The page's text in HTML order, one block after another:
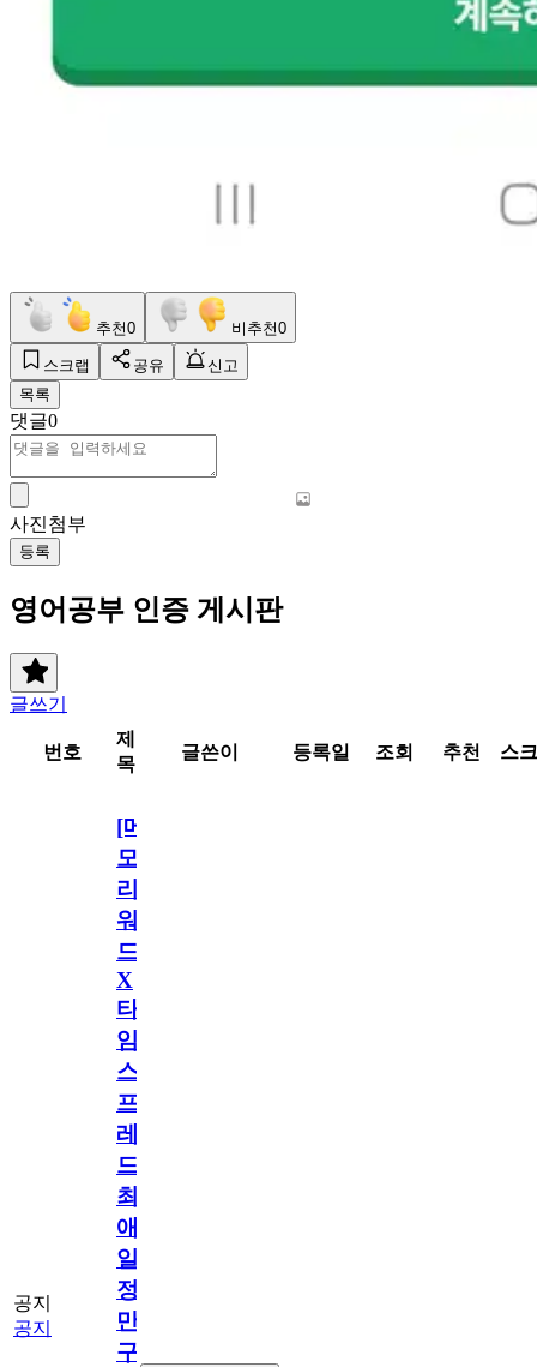
추천0 비추천0
스크랩 공유
신고
목록
댓글0
사진첨부
등록
영어공부 인증 게시판
글쓰기
번호
제
목
글쓴이 등록일 조회 추천 스
공지
공지
[메
모
리
워
드
X
타
임
스
프
레
드]
최
애
일
정
만
구